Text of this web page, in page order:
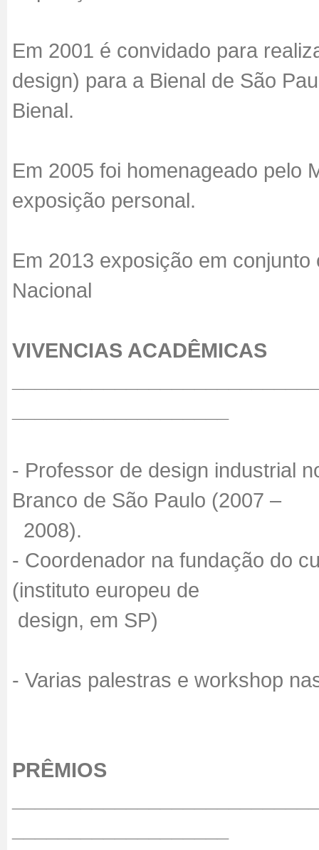
Em 2001 é convidado para
design) para a Bienal de São
Bienal.
Em 2005 foi homenageado pelo
exposição personal.
Em 2013 exposição em
Nacional
VIVENCIAS ACADÊMICAS
- Professor de design industrial
Branco de São Paulo (2007 –
2008).
- Coordenador na fundação do
(instituto europeu de
design, em SP)
- Varias palestras e workshop
PRÊMIOS